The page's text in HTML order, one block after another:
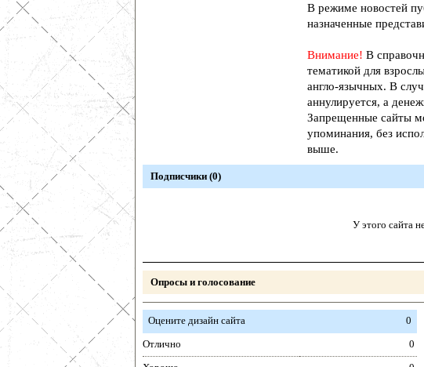
В режиме новостей
назначенные
Внимание! В
тематикой для
англо-язычных. В
аннулируется, а
Запрещенные сайты
упоминания, без
выше.
Подписчики (0)
У этого сайта
Опросы и голосование
Оцените дизайн сайта
0
Отлично
0